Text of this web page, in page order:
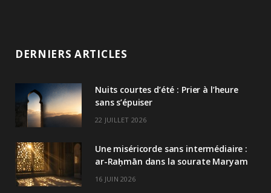
DERNIERS ARTICLES
Nuits courtes d’été : Prier à l’heure
sans s’épuiser
22 JUILLET 2026
Une miséricorde sans intermédiaire :
ar-Raḥmān dans la sourate Maryam
16 JUIN 2026